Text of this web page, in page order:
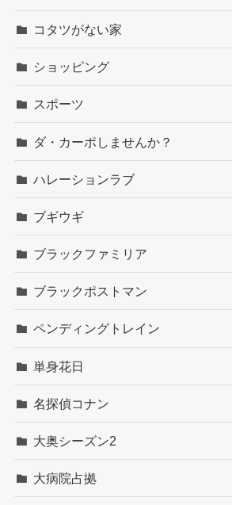
コタツがない家
ショッピング
スポーツ
ダ・カーポしませんか？
ハレーションラブ
ブギウギ
ブラックファミリア
ブラックポストマン
ペンディングトレイン
単身花日
名探偵コナン
大奥シーズン2
大病院占拠